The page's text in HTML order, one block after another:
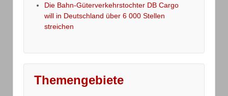
Die Bahn-Güterverkehrstochter DB Cargo
will in Deutschland über 6 000 Stellen
streichen
Themengebiete